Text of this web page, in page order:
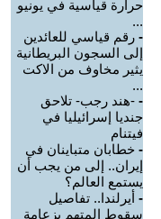
حرارة قياسية في يونيو
...
- رقم قياسي للعائدين
إلى السجون البريطانية
يثير مخاوف من الاكت
...
- -هند رجب- تلاحق
جنديا إسرائيليا في
فيتنام
- خطابان متباينان في
إيران.. إلى من يجب أن
يستمع العالم؟
- أيرلندا.. تفاصيل
سقوط المتهم بزعامة